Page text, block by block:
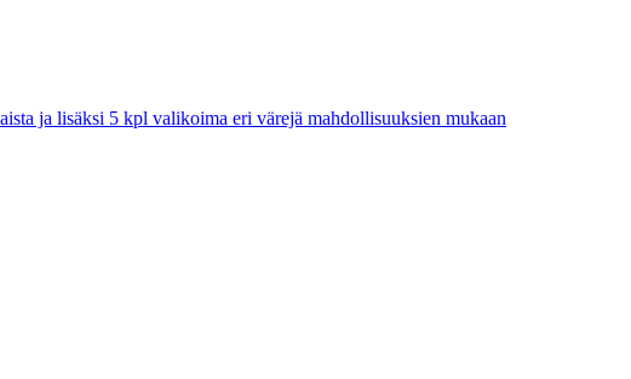
ja lisäksi 5 kpl valikoima eri värejä mahdollisuuksien mukaan